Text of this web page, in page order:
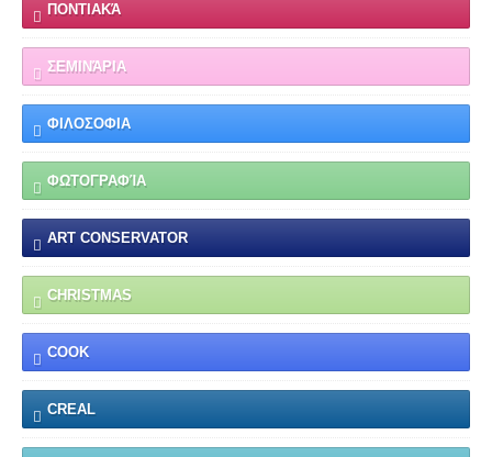
ΠΟΝΤΙΑΚΆ
ΣΕΜΙΝΆΡΙΑ
ΦΙΛΟΣΟΦΙΑ
ΦΩΤΟΓΡΑΦΊΑ
ART CONSERVATOR
CHRISTMAS
COOK
CREAL